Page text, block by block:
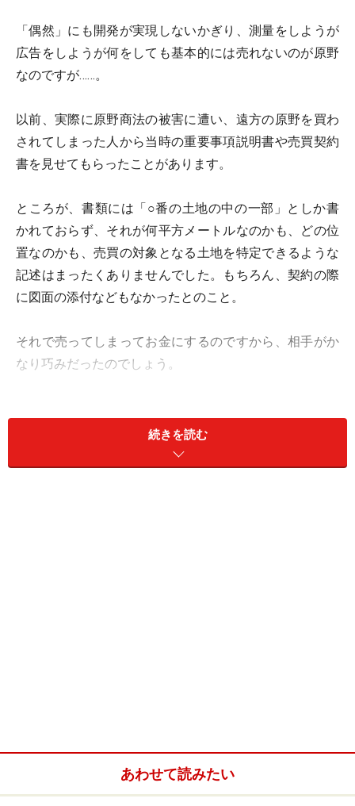
「偶然」にも開発が実現しないかぎり、測量をしようが
広告をしようが何をしても基本的には売れないのが原野
なのですが……。
以前、実際に原野商法の被害に遭い、遠方の原野を買わ
されてしまった人から当時の重要事項説明書や売買契約
書を見せてもらったことがあります。
ところが、書類には「○番の土地の中の一部」としか書
かれておらず、それが何平方メートルなのかも、どの位
置なのかも、売買の対象となる土地を特定できるような
記述はまったくありませんでした。もちろん、契約の際
に図面の添付などもなかったとのこと。
それで売ってしまってお金にするのですから、相手がか
なり巧みだったのでしょう。
解説されていることも多いのですが、そもそも原野商法
の対象となるような土地の売買に宅地建物取引業法の適
しかし、現在でも被害に遭う人が後を絶ちません。
続きを読む
あわせて読みたい